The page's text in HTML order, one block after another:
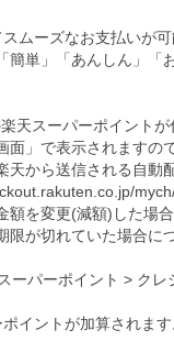
ムーズなお支払いが可
単」「あんしん」「
天スーパーポイントが
」で表示されますの
から送信される自動
額を変更(減額)した場
が切れていた場合に
ーパーポイント > ク
イントが加算されま